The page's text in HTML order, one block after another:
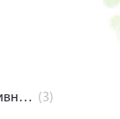
Биполярное аффективное расстройство (3)